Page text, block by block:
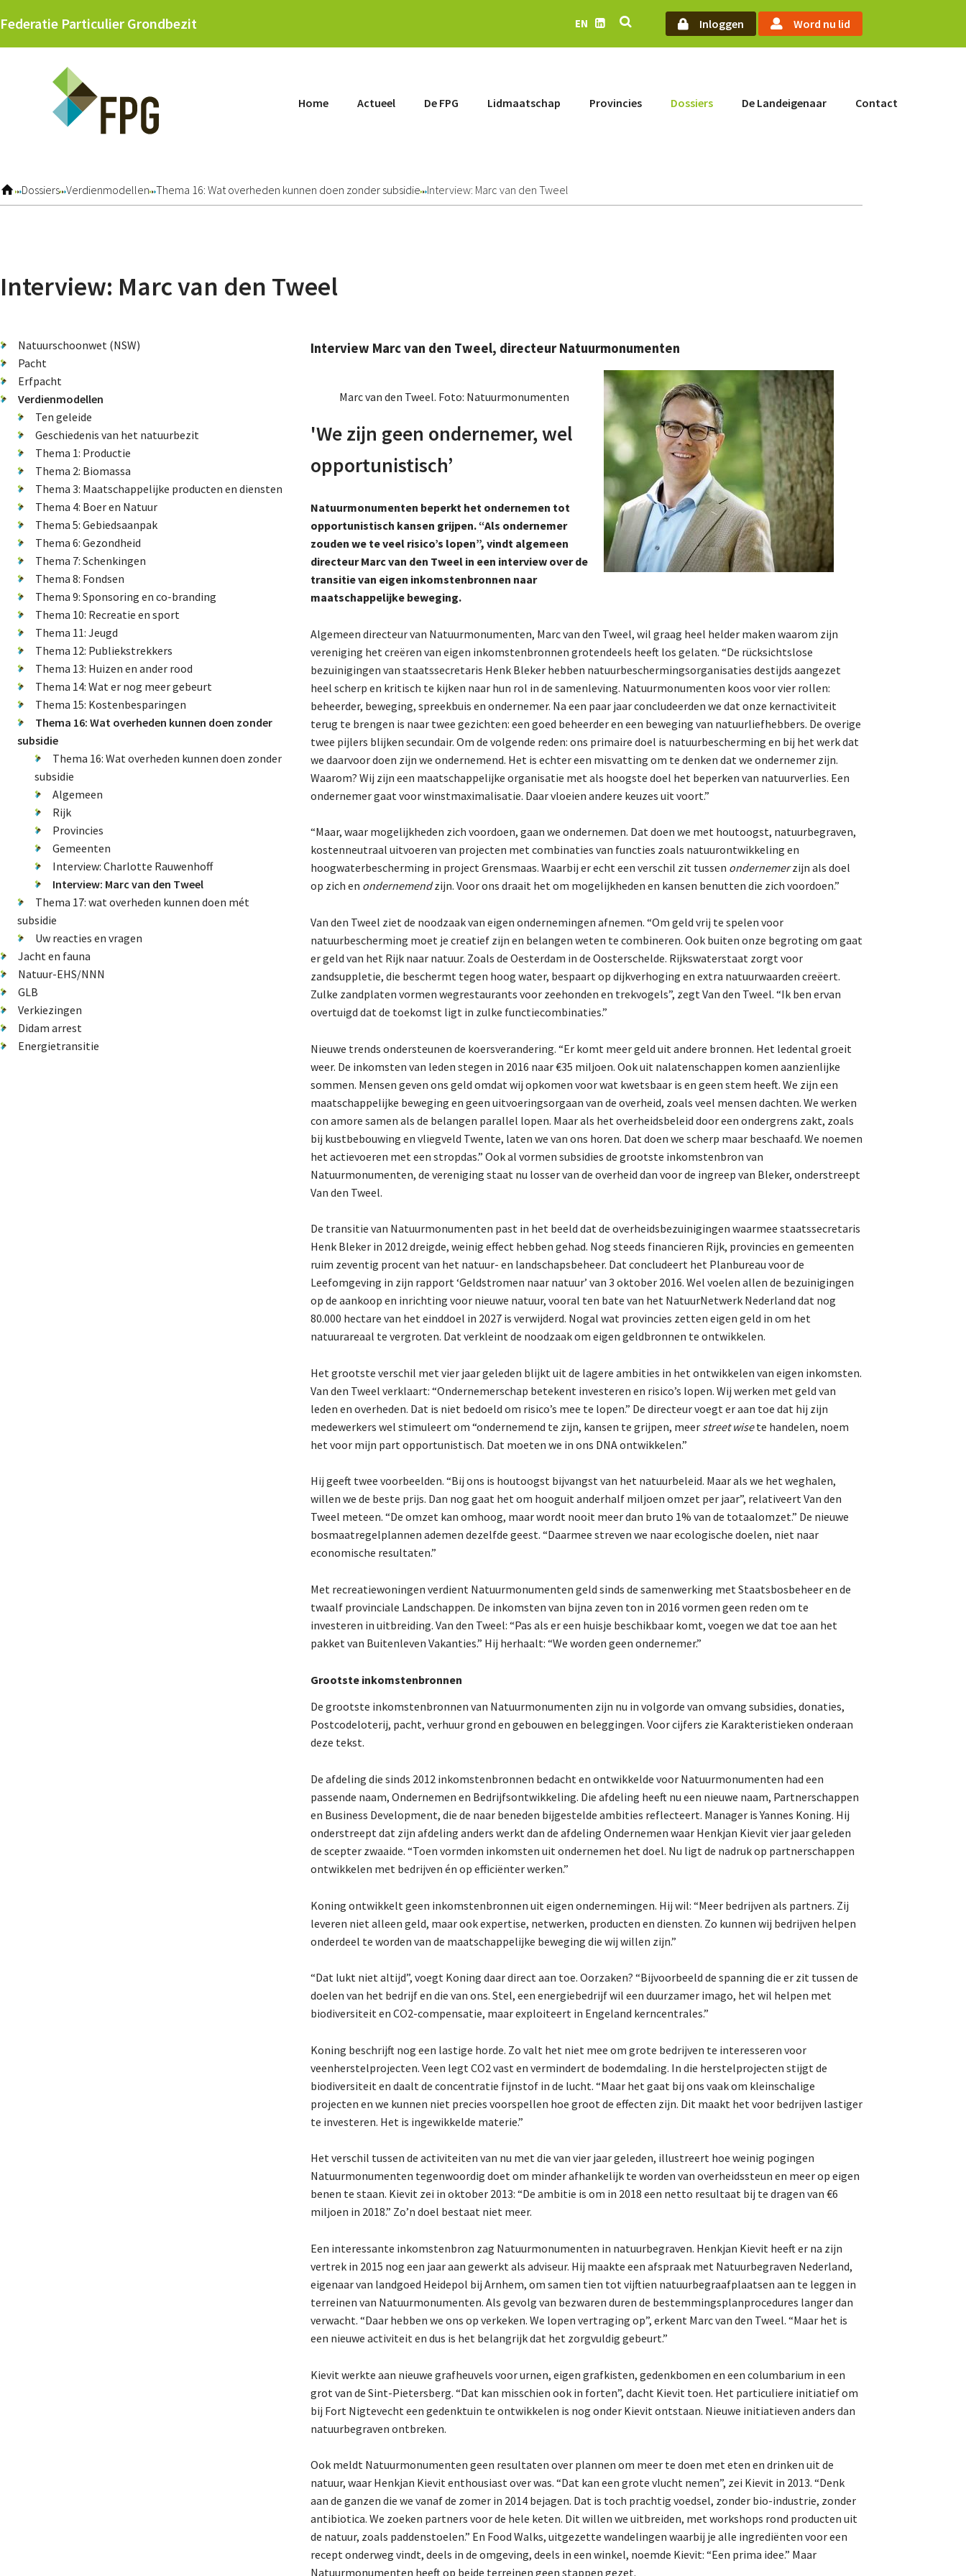
links
over
navigation
Federatie Particulier Grondbezit
EN
Inloggen Word nu lid
Home Actueel De FPG Lidmaatschap Provincies Dossiers De Landeigenaar Contact
Dossiers Verdienmodellen Thema 16: Wat overheden kunnen doen zonder subsidie Interview: Marc van den Tweel
Interview: Marc van den Tweel
Natuurschoonwet (NSW)
Pacht
Erfpacht
Verdienmodellen
Ten geleide
Geschiedenis van het natuurbezit
Thema 1: Productie
Thema 2: Biomassa
Thema 3: Maatschappelijke producten en diensten
Thema 4: Boer en Natuur
Thema 5: Gebiedsaanpak
Thema 6: Gezondheid
Thema 7: Schenkingen
Thema 8: Fondsen
Thema 9: Sponsoring en co-branding
Thema 10: Recreatie en sport
Thema 11: Jeugd
Thema 12: Publiekstrekkers
Thema 13: Huizen en ander rood
Thema 14: Wat er nog meer gebeurt
Thema 15: Kostenbesparingen
Thema 16: Wat overheden kunnen doen zonder
subsidie
Thema 16: Wat overheden kunnen doen zonder
subsidie
Algemeen
Rijk
Provincies
Gemeenten
Interview: Charlotte Rauwenhoff
Interview: Marc van den Tweel
Thema 17: wat overheden kunnen doen mét
subsidie
Uw reacties en vragen
Jacht en fauna
Natuur-EHS/NNN
GLB
Verkiezingen
Didam arrest
Energietransitie
Interview Marc van den Tweel, directeur Natuurmonumenten
Marc van den Tweel. Foto: Natuurmonumenten
'We zijn geen ondernemer, wel
opportunistisch’
Natuurmonumenten beperkt het ondernemen tot
opportunistisch kansen grijpen. “Als ondernemer
zouden we te veel risico’s lopen”, vindt algemeen
directeur Marc van den Tweel in een interview over de
transitie van eigen inkomstenbronnen naar
maatschappelijke beweging.
Algemeen directeur van Natuurmonumenten, Marc van den Tweel, wil graag heel helder maken waarom zijn
vereniging het creëren van eigen inkomstenbronnen grotendeels heeft los gelaten. “De rücksichtslose
bezuinigingen van staatssecretaris Henk Bleker hebben natuurbeschermingsorganisaties destijds aangezet
heel scherp en kritisch te kijken naar hun rol in de samenleving. Natuurmonumenten koos voor vier rollen:
beheerder, beweging, spreekbuis en ondernemer. Na een paar jaar concludeerden we dat onze kernactiviteit
terug te brengen is naar twee gezichten: een goed beheerder en een beweging van natuurliefhebbers. De overige
twee pijlers blijken secundair. Om de volgende reden: ons primaire doel is natuurbescherming en bij het werk dat
we daarvoor doen zijn we ondernemend. Het is echter een misvatting om te denken dat we ondernemer zijn.
Waarom? Wij zijn een maatschappelijke organisatie met als hoogste doel het beperken van natuurverlies. Een
ondernemer gaat voor winstmaximalisatie. Daar vloeien andere keuzes uit voort.”
“Maar, waar mogelijkheden zich voordoen, gaan we ondernemen. Dat doen we met houtoogst, natuurbegraven,
kostenneutraal uitvoeren van projecten met combinaties van functies zoals natuurontwikkeling en
hoogwaterbescherming in project Grensmaas. Waarbij er echt een verschil zit tussen ondernemerzijn als doel
op zich en ondernemendzijn. Voor ons draait het om mogelijkheden en kansen benutten die zich voordoen.”
Van den Tweel ziet de noodzaak van eigen ondernemingen afnemen. “Om geld vrij te spelen voor
natuurbescherming moet je creatief zijn en belangen weten te combineren. Ook buiten onze begroting om gaat
er geld van het Rijk naar natuur. Zoals de Oesterdam in de Oosterschelde. Rijkswaterstaat zorgt voor
zandsuppletie, die beschermt tegen hoog water, bespaart op dijkverhoging en extra natuurwaarden creëert.
Zulke zandplaten vormen wegrestaurants voor zeehonden en trekvogels”, zegt Van den Tweel. “Ik ben ervan
overtuigd dat de toekomst ligt in zulke functiecombinaties.”
Nieuwe trends ondersteunen de koersverandering. “Er komt meer geld uit andere bronnen. Het ledental groeit
weer. De inkomsten van leden stegen in 2016 naar €35 miljoen. Ook uit nalatenschappen komen aanzienlijke
sommen. Mensen geven ons geld omdat wij opkomen voor wat kwetsbaar is en geen stem heeft. We zijn een
maatschappelijke beweging en geen uitvoeringsorgaan van de overheid, zoals veel mensen dachten. We werken
con amore samen als de belangen parallel lopen. Maar als het overheidsbeleid door een ondergrens zakt, zoals
bij kustbebouwing en vliegveld Twente, laten we van ons horen. Dat doen we scherp maar beschaafd. We noemen
het actievoeren met een stropdas.” Ook al vormen subsidies de grootste inkomstenbron van
Natuurmonumenten, de vereniging staat nu losser van de overheid dan voor de ingreep van Bleker, onderstreept
Van den Tweel.
De transitie van Natuurmonumenten past in het beeld dat de overheidsbezuinigingen waarmee staatssecretaris
Henk Bleker in 2012 dreigde, weinig effect hebben gehad. Nog steeds financieren Rijk, provincies en gemeenten
ruim zeventig procent van het natuur- en landschapsbeheer. Dat concludeert het Planbureau voor de
Leefomgeving in zijn rapport ‘Geldstromen naar natuur’ van 3 oktober 2016. Wel voelen allen de bezuinigingen
op de aankoop en inrichting voor nieuwe natuur, vooral ten bate van het NatuurNetwerk Nederland dat nog
80.000 hectare van het einddoel in 2027 is verwijderd. Nogal wat provincies zetten eigen geld in om het
natuurareaal te vergroten. Dat verkleint de noodzaak om eigen geldbronnen te ontwikkelen.
Het grootste verschil met vier jaar geleden blijkt uit de lagere ambities in het ontwikkelen van eigen inkomsten.
Van den Tweel verklaart: “Ondernemerschap betekent investeren en risico’s lopen. Wij werken met geld van
leden en overheden. Dat is niet bedoeld om risico’s mee te lopen.” De directeur voegt er aan toe dat hij zijn
medewerkers wel stimuleert om “ondernemend te zijn, kansen te grijpen, meer street wisete handelen, noem
het voor mijn part opportunistisch. Dat moeten we in ons DNA ontwikkelen.”
Hij geeft twee voorbeelden. “Bij ons is houtoogst bijvangst van het natuurbeleid. Maar als we het weghalen,
willen we de beste prijs. Dan nog gaat het om hooguit anderhalf miljoen omzet per jaar”, relativeert Van den
Tweel meteen. “De omzet kan omhoog, maar wordt nooit meer dan bruto 1% van de totaalomzet.” De nieuwe
bosmaatregelplannen ademen dezelfde geest. “Daarmee streven we naar ecologische doelen, niet naar
economische resultaten.”
Met recreatiewoningen verdient Natuurmonumenten geld sinds de samenwerking met Staatsbosbeheer en de
twaalf provinciale Landschappen. De inkomsten van bijna zeven ton in 2016 vormen geen reden om te
investeren in uitbreiding. Van den Tweel: “Pas als er een huisje beschikbaar komt, voegen we dat toe aan het
pakket van Buitenleven Vakanties.” Hij herhaalt: “We worden geen ondernemer.”
Grootste inkomstenbronnen
De grootste inkomstenbronnen van Natuurmonumenten zijn nu in volgorde van omvang subsidies, donaties,
Postcodeloterij, pacht, verhuur grond en gebouwen en beleggingen. Voor cijfers zie Karakteristieken onderaan
deze tekst.
De afdeling die sinds 2012 inkomstenbronnen bedacht en ontwikkelde voor Natuurmonumenten had een
passende naam, Ondernemen en Bedrijfsontwikkeling. Die afdeling heeft nu een nieuwe naam, Partnerschappen
en Business Development, die de naar beneden bijgestelde ambities reflecteert. Manager is Yannes Koning. Hij
onderstreept dat zijn afdeling anders werkt dan de afdeling Ondernemen waar Henkjan Kievit vier jaar geleden
de scepter zwaaide. “Toen vormden inkomsten uit ondernemen het doel. Nu ligt de nadruk op partnerschappen
ontwikkelen met bedrijven én op efficiënter werken.”
Koning ontwikkelt geen inkomstenbronnen uit eigen ondernemingen. Hij wil: “Meer bedrijven als partners. Zij
leveren niet alleen geld, maar ook expertise, netwerken, producten en diensten. Zo kunnen wij bedrijven helpen
onderdeel te worden van de maatschappelijke beweging die wij willen zijn.”
“Dat lukt niet altijd”, voegt Koning daar direct aan toe. Oorzaken? “Bijvoorbeeld de spanning die er zit tussen de
doelen van het bedrijf en die van ons. Stel, een energiebedrijf wil een duurzamer imago, het wil helpen met
biodiversiteit en CO2-compensatie, maar exploiteert in Engeland kerncentrales.”
Koning beschrijft nog een lastige horde. Zo valt het niet mee om grote bedrijven te interesseren voor
veenherstelprojecten. Veen legt CO2 vast en vermindert de bodemdaling. In die herstelprojecten stijgt de
biodiversiteit en daalt de concentratie fijnstof in de lucht. “Maar het gaat bij ons vaak om kleinschalige
projecten en we kunnen niet precies voorspellen hoe groot de effecten zijn. Dit maakt het voor bedrijven lastiger
te investeren. Het is ingewikkelde materie.”
Het verschil tussen de activiteiten van nu met die van vier jaar geleden, illustreert hoe weinig pogingen
Natuurmonumenten tegenwoordig doet om minder afhankelijk te worden van overheidssteun en meer op eigen
benen te staan. Kievit zei in oktober 2013: “De ambitie is om in 2018 een netto resultaat bij te dragen van €6
miljoen in 2018.” Zo’n doel bestaat niet meer.
Een interessante inkomstenbron zag Natuurmonumenten in natuurbegraven. Henkjan Kievit heeft er na zijn
vertrek in 2015 nog een jaar aan gewerkt als adviseur. Hij maakte een afspraak met Natuurbegraven Nederland,
eigenaar van landgoed Heidepol bij Arnhem, om samen tien tot vijftien natuurbegraafplaatsen aan te leggen in
terreinen van Natuurmonumenten. Als gevolg van bezwaren duren de bestemmingsplanprocedures langer dan
verwacht. “Daar hebben we ons op verkeken. We lopen vertraging op”, erkent Marc van den Tweel. “Maar het is
een nieuwe activiteit en dus is het belangrijk dat het zorgvuldig gebeurt.”
Kievit werkte aan nieuwe grafheuvels voor urnen, eigen grafkisten, gedenkbomen en een columbarium in een
grot van de Sint-Pietersberg. “Dat kan misschien ook in forten”, dacht Kievit toen. Het particuliere initiatief om
bij Fort Nigtevecht een gedenktuin te ontwikkelen is nog onder Kievit ontstaan. Nieuwe initiatieven anders dan
natuurbegraven ontbreken.
Ook meldt Natuurmonumenten geen resultaten over plannen om meer te doen met eten en drinken uit de
natuur, waar Henkjan Kievit enthousiast over was. “Dat kan een grote vlucht nemen”, zei Kievit in 2013. “Denk
aan de ganzen die we vanaf de zomer in 2014 bejagen. Dat is toch prachtig voedsel, zonder bio-industrie, zonder
antibiotica. We zoeken partners voor de hele keten. Dit willen we uitbreiden, met workshops rond producten uit
de natuur, zoals paddenstoelen.” En Food Walks, uitgezette wandelingen waarbij je alle ingrediënten voor een
recept onderweg vindt, deels in de omgeving, deels in een winkel, noemde Kievit: “Een prima idee.” Maar
Natuurmonumenten heeft op beide terreinen geen stappen gezet.
Home
Natuurschoonwet (NSW)
Pacht
Jacht en fauna
Verkiezingen
Didam arrest
Energietransitie